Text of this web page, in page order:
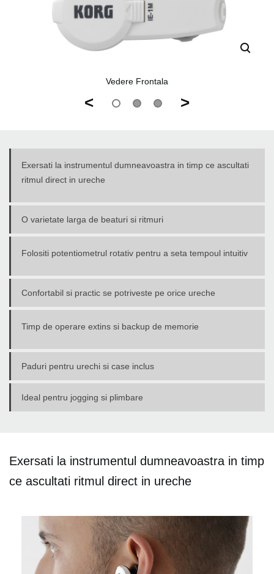
Vedere Frontala
< >
Exersati la instrumentul dumneavoastra in timp ce ascultati
ritmul direct in ureche
O varietate larga de beaturi si ritmuri
Folositi potentiometrul rotativ pentru a seta tempoul intuitiv
Confortabil si practic se potriveste pe orice ureche
Timp de operare extins si backup de memorie
Paduri pentru urechi si case inclus
Ideal pentru jogging si plimbare
Exersati la instrumentul dumneavoastra in timp
ce ascultati ritmul direct in ureche